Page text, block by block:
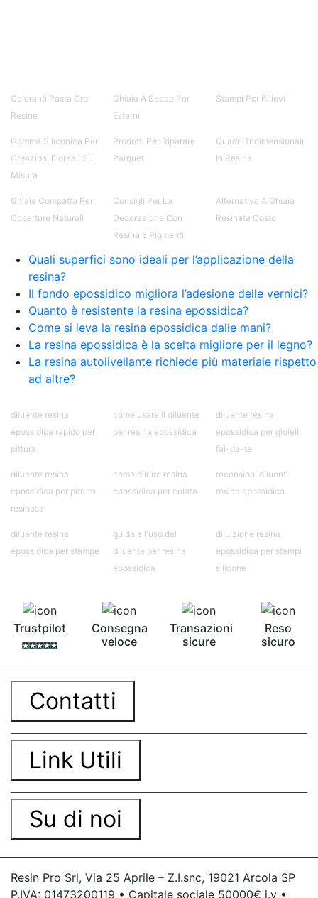
Coloranti Pasta Oro
Resine
Ghiaia A Secco Per
Esterni
Stampi Per Rilievi
Gomma Siliconica Per
Creazioni Floreali Su
Misura
Prodotti Per Riparare
Parquet
Quadri Tridimensionali
In Resina
Ghiaia Compatta Per
Coperture Naturali
Consigli Per La
Decorazione Con
Resina E Pigmenti
Alternativa A Ghiaia
Resinata Costo
Quali superfici sono ideali per l’applicazione della
resina?
Il fondo epossidico migliora l’adesione delle vernici?
Quanto è resistente la resina epossidica?
Come si leva la resina epossidica dalle mani?
La resina epossidica è la scelta migliore per il legno?
La resina autolivellante richiede più materiale rispetto
ad altre?
diluente resina
epossidica rapido per
pittura
come usare il diluente
per resina epossidica
diluente resina
epossidica per gioielli
fai-da-te
diluente resina
epossidica per pittura
resinosa
come diluire resina
epossidica per colata
recensioni diluenti
resina epossidica
diluente resina
epossidica per stampe
guida all'uso del
diluente per resina
epossidica
diluizione resina
epossidica per stampi
silicone
Trustpilot
Consegna
veloce
Transazioni
sicure
Reso
sicuro
Contatti
Link Utili
Su di noi
Resin Pro Srl, Via 25 Aprile – Z.I.snc, 19021 Arcola SP
P.IVA: 01473200119 • Capitale sociale 50000€ i.v •